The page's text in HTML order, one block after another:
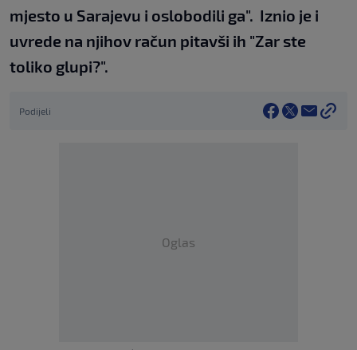
mjesto u Sarajevu i oslobodili ga". Iznio je i
uvrede na njihov račun pitavši ih "Zar ste
toliko glupi?".
Podijeli
Oglas